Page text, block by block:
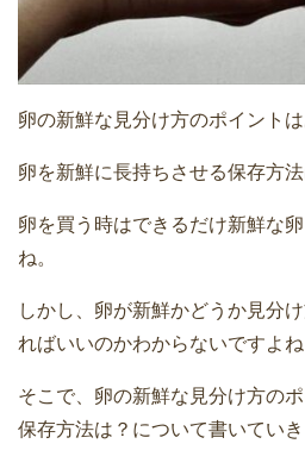
卵の新鮮な見分け方のポイントは
卵を新鮮に長持ちさせる保存方
卵を買う時はできるだけ新鮮な
ね。
しかし、卵が新鮮かどうか見分
ればいいのかわからないですよね
そこで、卵の新鮮な見分け方の
保存方法は？について書いていき